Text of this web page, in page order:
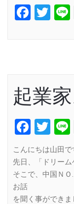
起業
こんにちは山田で
先日、「ドリー
そこで、中国Ｎ
お話
を聞く事ができま